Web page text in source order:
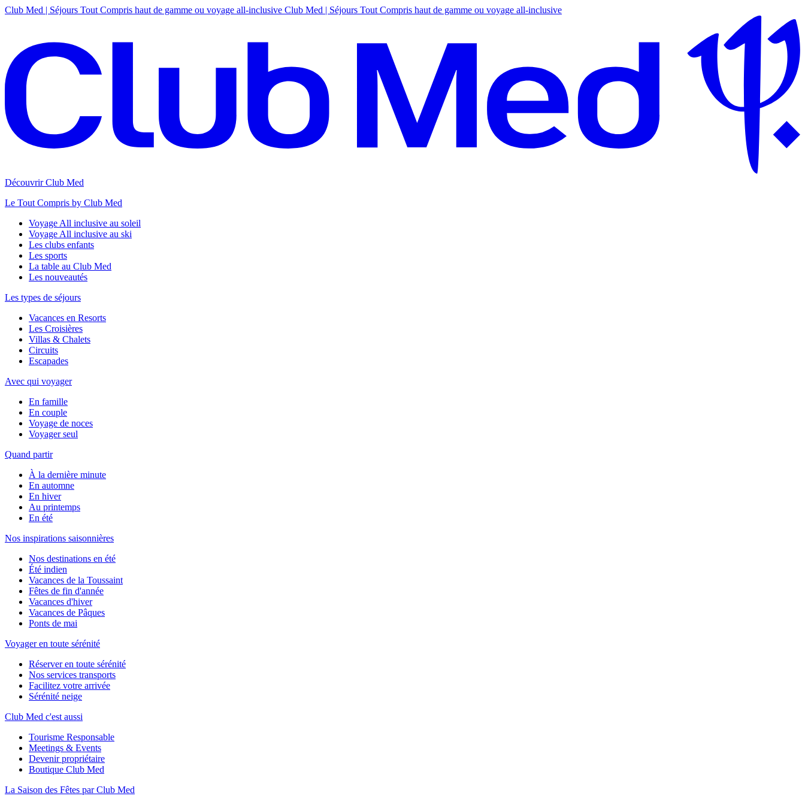
Club Med | Séjours Tout Compris haut de gamme ou voyage all-inclusive Club Med | Séjours Tout Compris haut de gamme ou voyage all-inclusive
Découvrir Club Med
Le Tout Compris by Club Med
Voyage All inclusive au soleil
Voyage All inclusive au ski
Les clubs enfants
Les sports
La table au Club Med
Les nouveautés
Les types de séjours
Vacances en Resorts
Les Croisières
Villas & Chalets
Circuits
Escapades
Avec qui voyager
En famille
En couple
Voyage de noces
Voyager seul
Quand partir
À la dernière minute
En automne
En hiver
Au printemps
En été
Nos inspirations saisonnières
Nos destinations en été
Été indien
Vacances de la Toussaint
Fêtes de fin d'année
Vacances d'hiver
Vacances de Pâques
Ponts de mai
Voyager en toute sérénité
Réserver en toute sérénité
Nos services transports
Facilitez votre arrivée
Sérénité neige
Club Med c'est aussi
Tourisme Responsable
Meetings & Events
Devenir propriétaire
Boutique Club Med
La Saison des Fêtes par Club Med